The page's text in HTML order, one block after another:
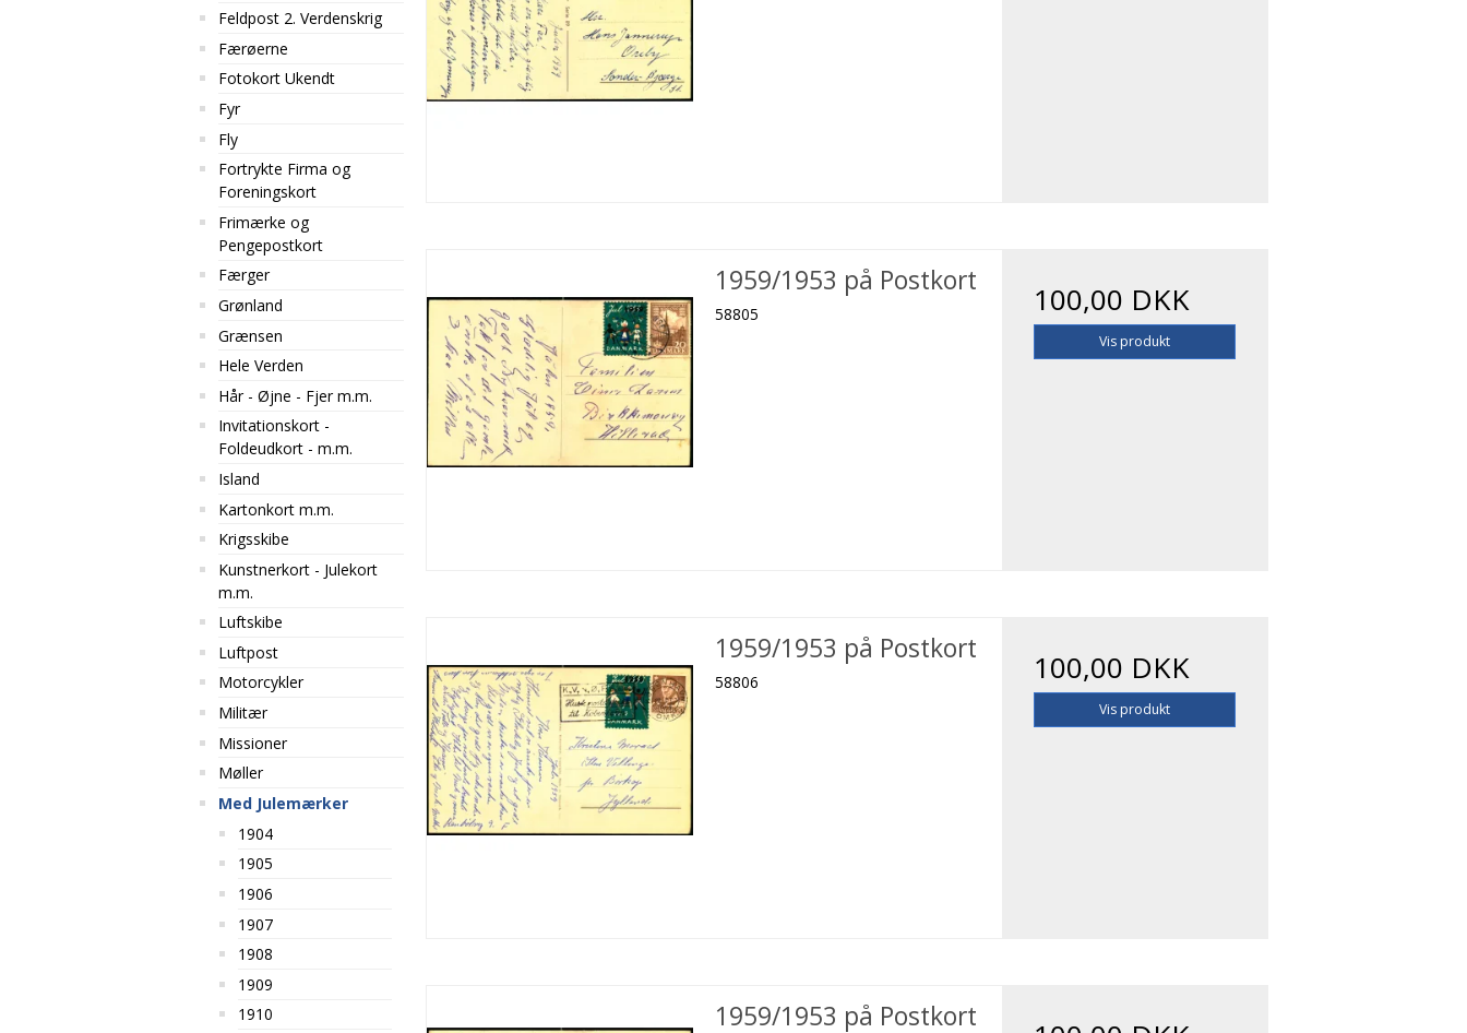
Feldpost 2. Verdenskrig
Færøerne
Fotokort Ukendt
Fyr
Fly
Fortrykte Firma og
Foreningskort
Frimærke og
Pengepostkort
Færger
Grønland
Grænsen
Hele Verden
Hår - Øjne - Fjer m.m.
Invitationskort -
Foldeudkort - m.m.
Island
Kartonkort m.m.
Krigsskibe
Kunstnerkort - Julekort
m.m.
Luftskibe
Luftpost
Motorcykler
Militær
Missioner
Møller
Med Julemærker
1904
1905
1906
1907
1908
1909
1910
1959/1953 på Postkort
58805 100,00 DKK
Vis produkt
1959/1953 på Postkort
58806 100,00 DKK
Vis produkt
1959/1953 på Postkort